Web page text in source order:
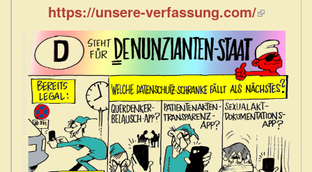
https://unsere-verfassung.com/(Link
ist
extern)